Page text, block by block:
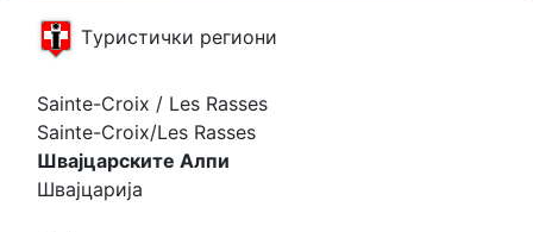
Tуристички региони
Sainte-Croix / Les Rasses
Sainte-Croix/Les Rasses
Швајцарските Алпи
Швајцарија